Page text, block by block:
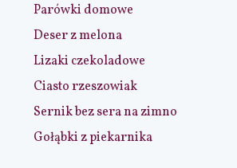
Parówki domowe
Deser z melona
Lizaki czekoladowe
Ciasto rzeszowiak
Sernik bez sera na zimno
Gołąbki z piekarnika